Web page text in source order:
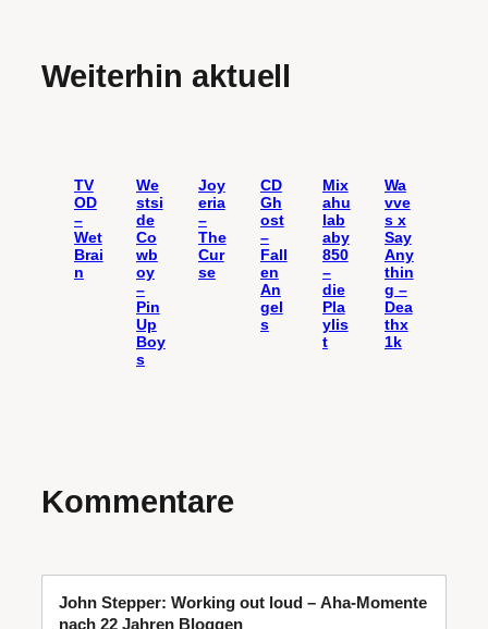
Weiterhin aktuell
TV
OD
–
Wet
Brai
n
We
stsi
de
Co
wb
oy
–
Pin
Up
Boy
s
Joy
eria
–
The
Cur
se
CD
Gh
ost
–
Fall
en
An
gel
s
Mix
ahu
lab
aby
850
–
die
Pla
ylis
t
Wa
vve
s x
Say
Any
thin
g –
Dea
thx
1k
Kommentare
John Stepper: Working out loud – Aha-Momente
nach 22 Jahren Bloggen